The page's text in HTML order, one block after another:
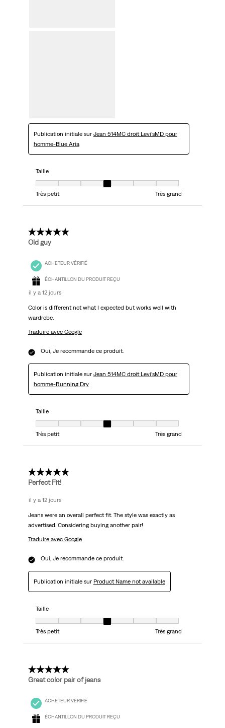
Publication initiale sur Jean 514MC droit Levi’sMD pour
homme-Blue Aria
Taille
Taille, 4 sur 7, où 1 est égal à Très petit et 7 est égal à Très grand
Très petit
Très grand
5 étoile(s) sur 5.
Old guy
ACHETEUR VÉRIFIÉ
ÉCHANTILLON DU PRODUIT REÇU
il y a 12 jours
Color is different not what I expected but works well with
wardrobe.
Traduire avec Google
Oui, Je recommande ce produit.
Publication initiale sur Jean 514MC droit Levi’sMD pour
homme-Running Dry
Taille
Taille, 4 sur 7, où 1 est égal à Très petit et 7 est égal à Très grand
Très petit
Très grand
5 étoile(s) sur 5.
Perfect Fit!
il y a 12 jours
Jeans were an overall perfect fit. The style was exactly as
advertised. Considering buying another pair!
Traduire avec Google
Oui, Je recommande ce produit.
Publication initiale sur Product Name not available
Taille
Taille, 4 sur 7, où 1 est égal à Très petit et 7 est égal à Très grand
Très petit
Très grand
5 étoile(s) sur 5.
Great color pair of jeans
ACHETEUR VÉRIFIÉ
ÉCHANTILLON DU PRODUIT REÇU